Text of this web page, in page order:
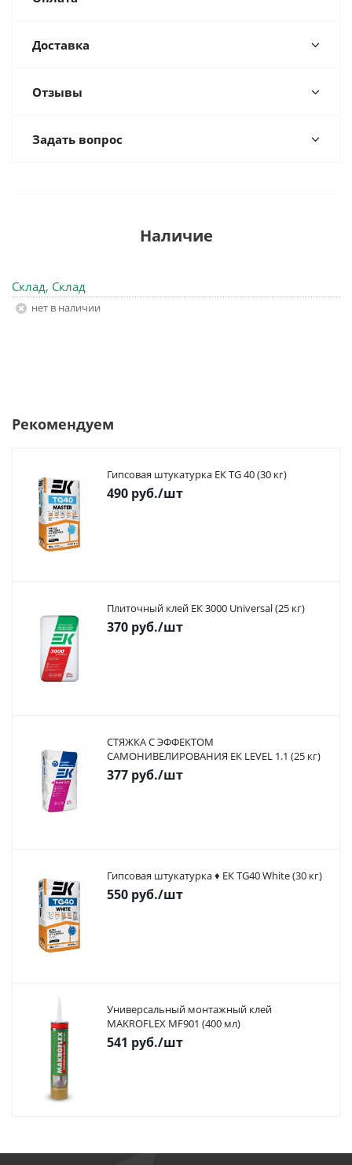
Доставка
Отзывы
Задать вопрос
Наличие
Склад, Склад
Нет в наличии
Рекомендуем
Гипсовая штукатурка ЕК TG 40 (30 кг)
490 руб./шт
Плиточный клей ЕК 3000 Universal (25 кг)
370 руб./шт
СТЯЖКА С ЭФФЕКТОМ
САМОНИВЕЛИРОВАНИЯ ЕК LEVEL 1.1 (25 кг)
377 руб./шт
Гипсовая штукатурка ♦ ЕК TG40 White (30 кг)
550 руб./шт
Универсальный монтажный клей
MAKROFLEX MF901 (400 мл)
541 руб./шт